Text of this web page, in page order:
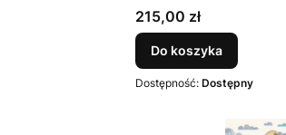
Cena
215,00 zł
Do koszyka
Dostępność: Dostępny